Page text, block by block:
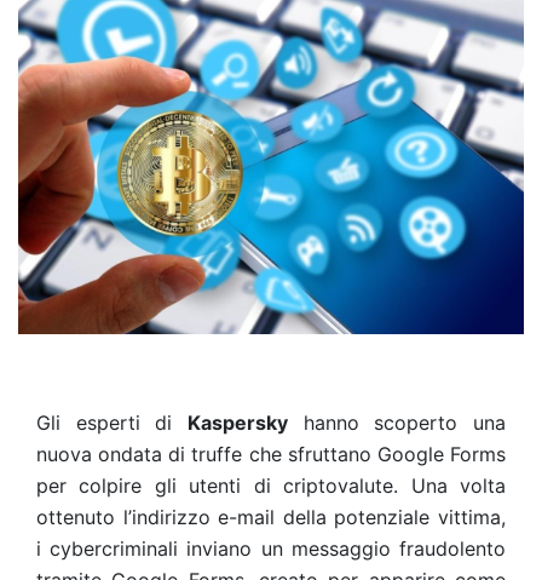
Gli esperti di Kaspersky hanno scoperto una
nuova ondata di truffe che sfruttano Google Forms
per colpire gli utenti di criptovalute. Una volta
ottenuto l’indirizzo e-mail della potenziale vittima,
i cybercriminali inviano un messaggio fraudolento